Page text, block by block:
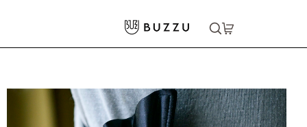
キーホルダー >楕円型キーホルダー（クリア）6cm